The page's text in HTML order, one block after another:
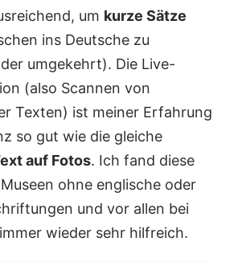
um kurze Sätze
ins Deutsche zu
umgekehrt). Die Live-
(also Scannen von
Texten) ist meiner Erfahrung
so gut wie die gleiche
auf Fotos. Ich fand diese
ohne englische oder
und vor allen bei
immer wieder sehr hilfreich.